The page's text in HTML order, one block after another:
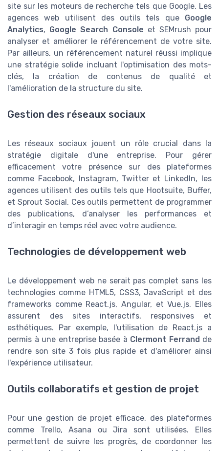
site sur les moteurs de recherche tels que Google. Les
agences web utilisent des outils tels que Google
Analytics, Google Search Console et SEMrush pour
analyser et améliorer le référencement de votre site.
Par ailleurs, un référencement naturel réussi implique
une stratégie solide incluant l'optimisation des mots-
clés, la création de contenus de qualité et
l'amélioration de la structure du site.
Gestion des réseaux sociaux
Les réseaux sociaux jouent un rôle crucial dans la
stratégie digitale d'une entreprise. Pour gérer
efficacement votre présence sur des plateformes
comme Facebook, Instagram, Twitter et LinkedIn, les
agences utilisent des outils tels que Hootsuite, Buffer,
et Sprout Social. Ces outils permettent de programmer
des publications, d’analyser les performances et
d’interagir en temps réel avec votre audience.
Technologies de développement web
Le développement web ne serait pas complet sans les
technologies comme HTML5, CSS3, JavaScript et des
frameworks comme React.js, Angular, et Vue.js. Elles
assurent des sites interactifs, responsives et
esthétiques. Par exemple, l'utilisation de React.js a
permis à une entreprise basée à Clermont Ferrand de
rendre son site 3 fois plus rapide et d'améliorer ainsi
l'expérience utilisateur.
Outils collaboratifs et gestion de projet
Pour une gestion de projet efficace, des plateformes
comme Trello, Asana ou Jira sont utilisées. Elles
permettent de suivre les progrès, de coordonner les